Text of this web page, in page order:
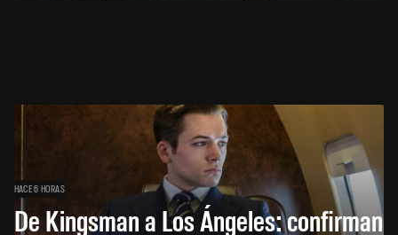
HACE 6 HORAS
De Kingsman a Los Ángeles: confirman